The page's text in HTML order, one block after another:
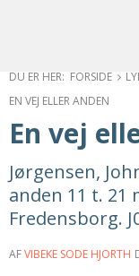
og
gå
indhold
forsiden
guide
for
1.2:
1.3:
Økonomi
1.5:
Vedtægter
2.0:
Nyheder
3.0:
Kalender
4.0:
Kristeligt
Lydbibliotek
FORSIDE
EN VEJ ELLER ANDEN
En vej
Jørgensen,
anden 11 t. 21
Fredensborg.
AFVIBEKE SODE HJORTH